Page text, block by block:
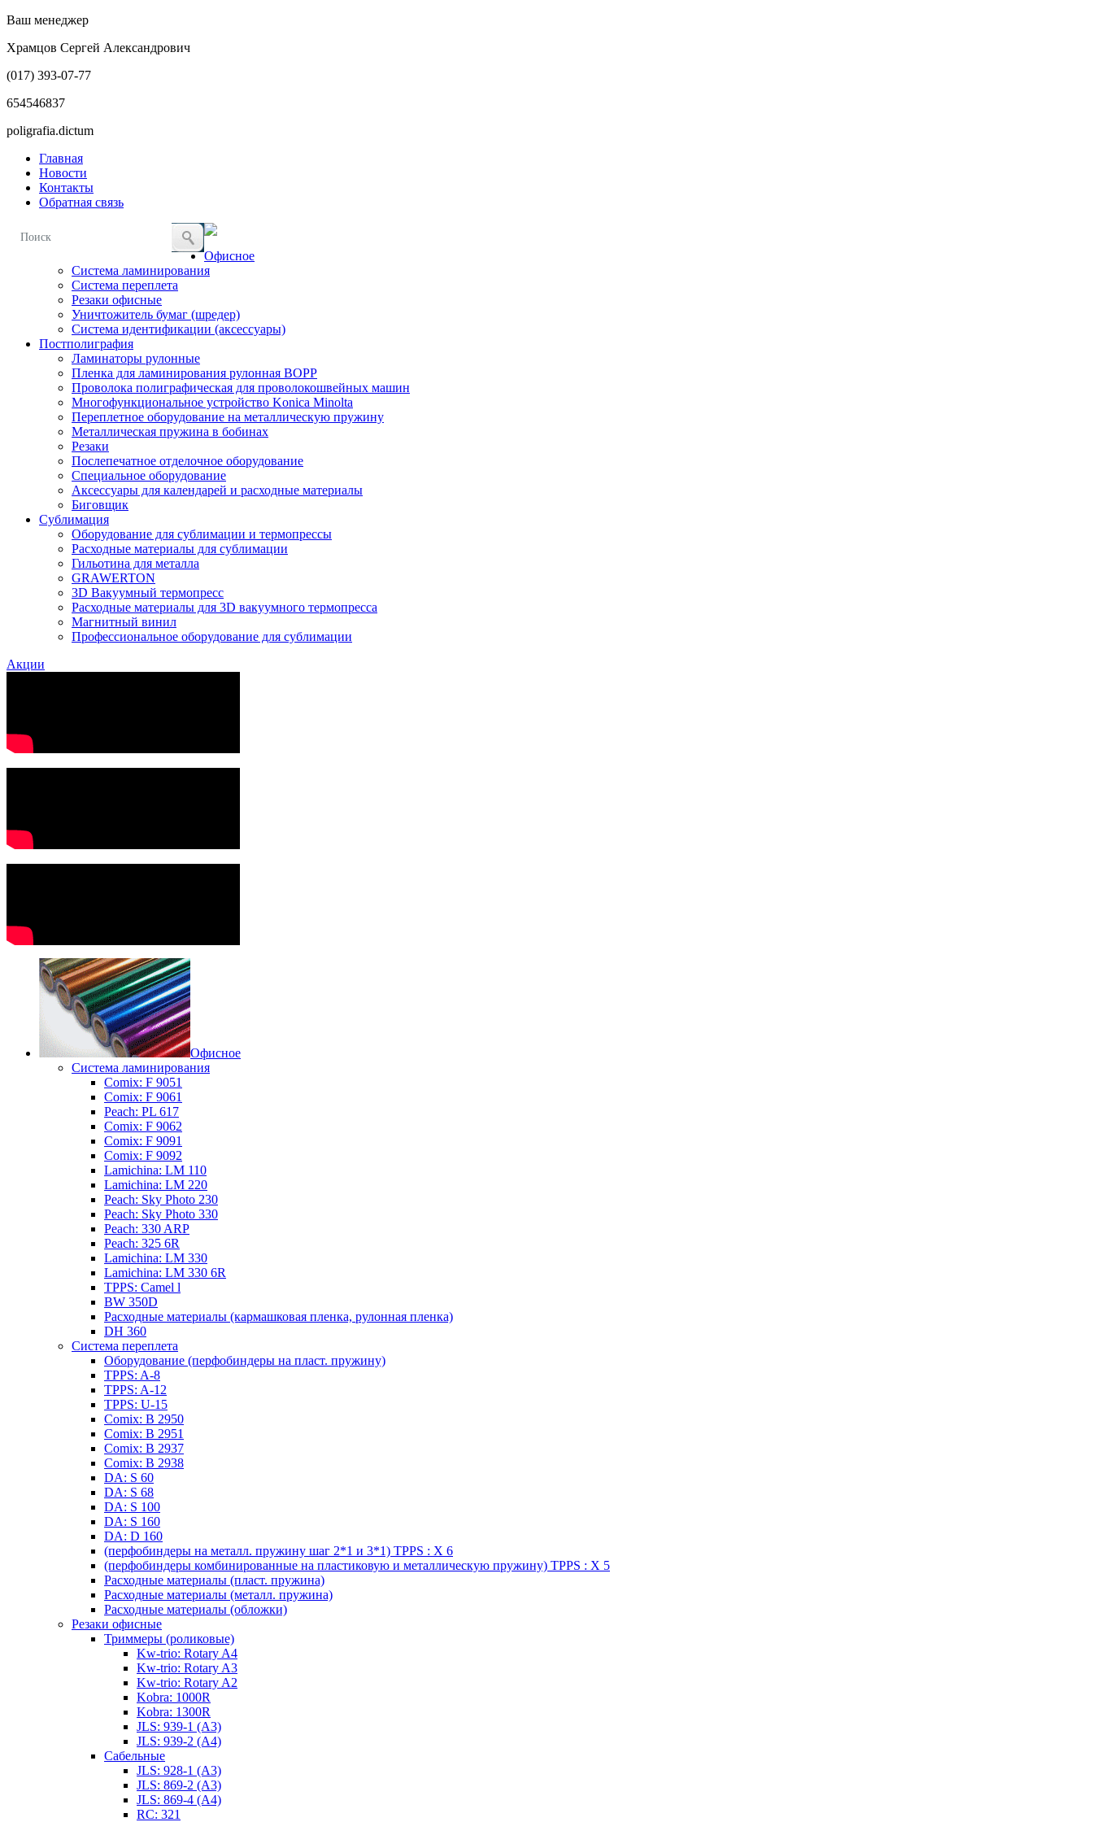
Ваш менеджер
Храмцов Сергей Александрович
(017) 393-07-77
654546837
poligrafia.dictum
Главная
Новости
Контакты
Обратная связь
Офисное
Система ламинирования
Система переплета
Резаки офисные
Уничтожитель бумаг (шредер)
Система идентификации (аксессуары)
Постполиграфия
Ламинаторы рулонные
Пленка для ламинирования рулонная BOPP
Проволока полиграфическая для проволокошвейных машин
Многофункциональное устройство Konica Minolta
Переплетное оборудование на металлическую пружину
Металлическая пружина в бобинах
Резаки
Послепечатное отделочное оборудование
Специальное оборудование
Аксессуары для календарей и расходные материалы
Биговщик
Сублимация
Оборудование для сублимации и термопрессы
Расходные материалы для сублимации
Гильотина для металла
GRAWERTON
3D Вакуумный термопресс
Расходные материалы для 3D вакуумного термопресса
Магнитный винил
Профессиональное оборудование для сублимации
Акции
Офисное
Система ламинирования
Сomix: F 9051
Сomix: F 9061
Peach: PL 617
Сomix: F 9062
Сomix: F 9091
Сomix: F 9092
Lamichina: LM 110
Lamichina: LM 220
Peach: Sky Photo 230
Peach: Sky Photo 330
Peach: 330 ARP
Peach: 325 6R
Lamichina: LM 330
Lamichina: LM 330 6R
TPPS: Camel l
BW 350D
Расходные материалы (кармашковая пленка, рулонная пленка)
DH 360
Система переплета
Оборудование (перфобиндеры на пласт. пружину)
TPPS: A-8
TPPS: A-12
TPPS: U-15
Comix: B 2950
Comix: B 2951
Comix: B 2937
Comix: B 2938
DA: S 60
DA: S 68
DA: S 100
DA: S 160
DA: D 160
(перфобиндеры на металл. пружину шаг 2*1 и 3*1) TPPS : X 6
(перфобиндеры комбинированные на пластиковую и металлическую пружину) TPPS : X 5
Расходные материалы (пласт. пружина)
Расходные материалы (металл. пружина)
Расходные материалы (обложки)
Резаки офисные
Триммеры (роликовые)
Kw-trio: Rotary A4
Kw-trio: Rotary A3
Kw-trio: Rotary A2
Kobra: 1000R
Kobra: 1300R
JLS: 939-1 (А3)
JLS: 939-2 (А4)
Сабельные
JLS: 928-1 (А3)
JLS: 869-2 (А3)
JLS: 869-4 (А4)
RC: 321